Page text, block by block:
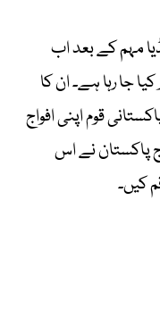
مہم کے بعد اب
جا رہا ہے۔ ان کا
قوم اپنی افواج
پاکستان نے اس
کیں۔